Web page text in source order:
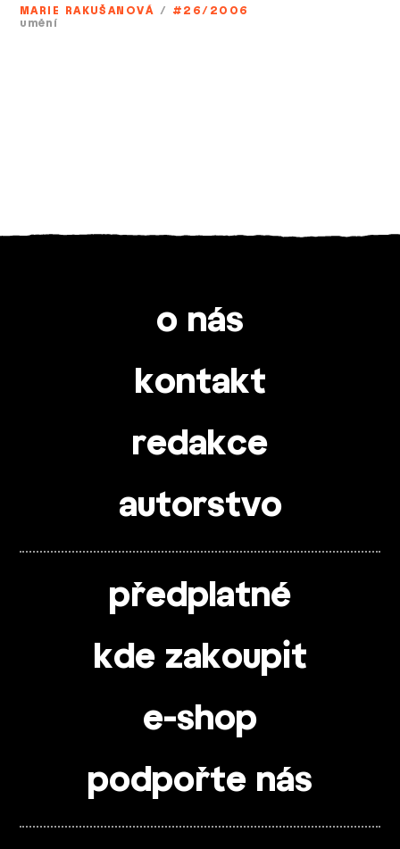
MARIE RAKUŠANOVÁ / #26/2006
umění
o nás
kontakt
redakce
autorstvo
předplatné
kde zakoupit
e-shop
podpořte nás